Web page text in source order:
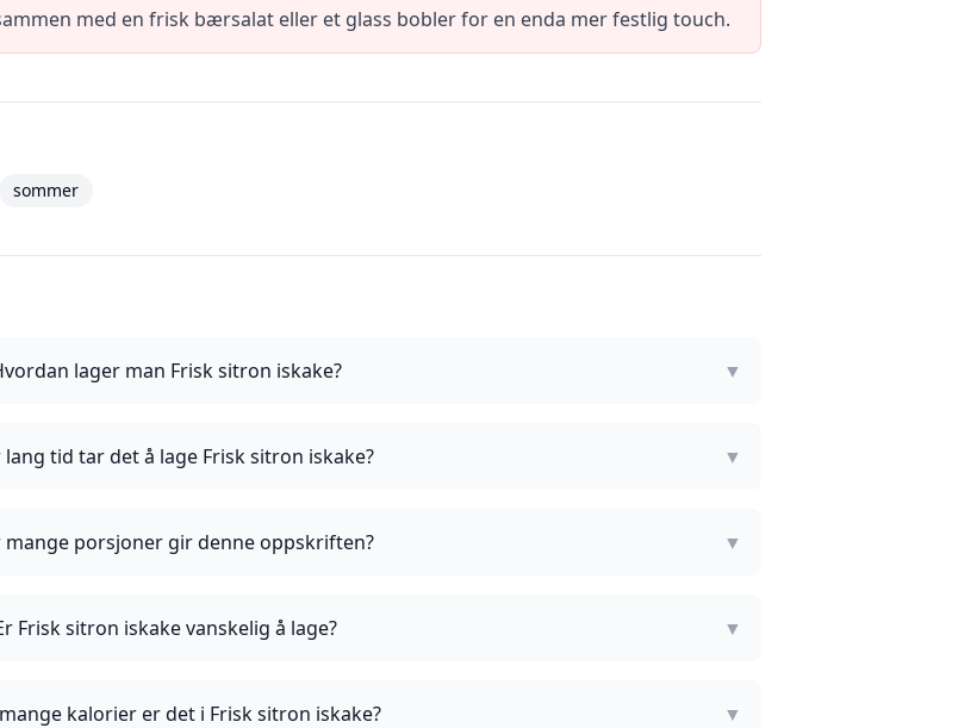
med en frisk bærsalat eller et glass bobler for en enda mer festlig touch.
sommer
lager man Frisk sitron iskake? ▼
lang tid tar det å lage Frisk sitron iskake? ▼
mange porsjoner gir denne oppskriften? ▼
Frisk sitron iskake vanskelig å lage? ▼
kalorier er det i Frisk sitron iskake? ▼